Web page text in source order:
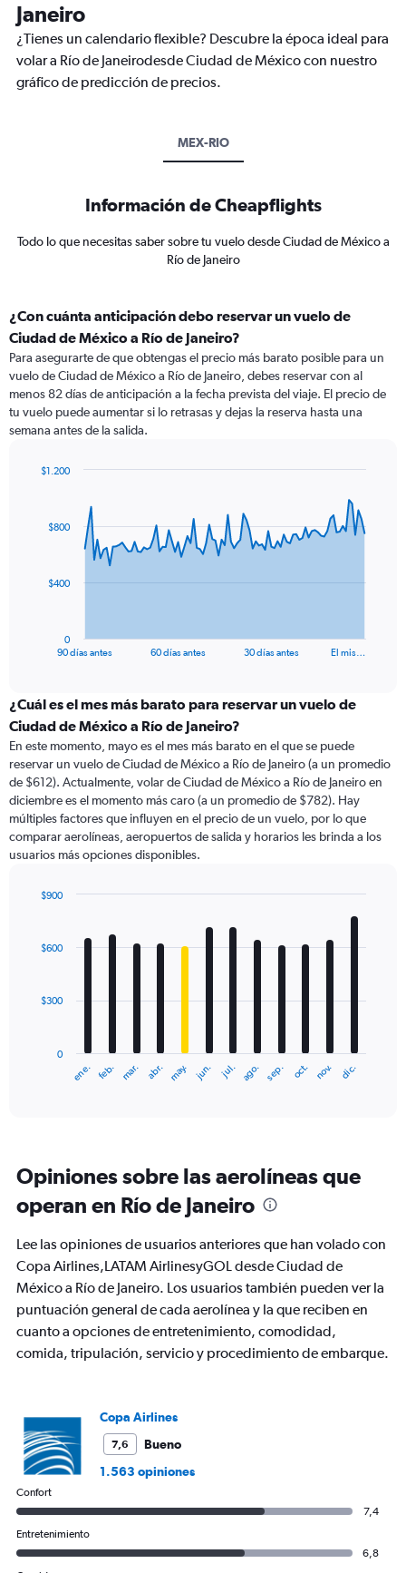
Janeiro
¿Tienes un calendario flexible? Descubre la época ideal para
volar a Río de Janeirodesde Ciudad de México con nuestro
gráfico de predicción de precios.
MEX-RIO
Información de Cheapflights
Todo lo que necesitas saber sobre tu vuelo desde Ciudad de México a
Río de Janeiro
¿Con cuánta anticipación debo reservar un vuelo de
Ciudad de México a Río de Janeiro?
Para asegurarte de que obtengas el precio más barato posible para un
vuelo de Ciudad de México a Río de Janeiro, debes reservar con al
menos 82 días de anticipación a la fecha prevista del viaje. El precio de
tu vuelo puede aumentar si lo retrasas y dejas la reserva hasta una
semana antes de la salida.
data
The
categories.
Range:
categories.
The
chart
has
1
Y
axis
values.
to
90 días antes 60 días antes 30 días antes El mis…
0
$400
$800
$1.200
¿Cuál es el mes más barato para reservar un vuelo de
Ciudad de México a Río de Janeiro?
En este momento, mayo es el mes más barato en el que se puede
reservar un vuelo de Ciudad de México a Río de Janeiro (a un promedio
de $612). Actualmente, volar de Ciudad de México a Río de Janeiro en
diciembre es el momento más caro (a un promedio de $782). Hay
múltiples factores que influyen en el precio de un vuelo, por lo que
comparar aerolíneas, aeropuertos de salida y horarios les brinda a los
usuarios más opciones disponibles.
with
12
The
categories.
chart
1
Y
axis
values.
Range:
0
ene. feb. mar. abr. may. jun. jul. ago. sep. oct. nov. dic.
0
$300
$600
$900
Opiniones sobre las aerolíneas que
operan en Río de Janeiro
Lee las opiniones de usuarios anteriores que han volado con
Copa Airlines,LATAM AirlinesyGOL desde Ciudad de
México a Río de Janeiro. Los usuarios también pueden ver la
puntuación general de cada aerolínea y la que reciben en
cuanto a opciones de entretenimiento, comodidad,
comida, tripulación, servicio y procedimiento de embarque.
Copa Airlines
7,6
Bueno
1.563 opiniones
Confort
7,4
Entretenimiento
6,8